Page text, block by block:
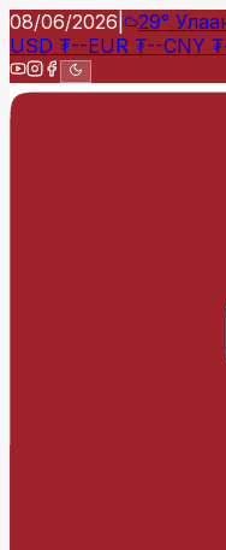
08/06/2026 29°
USD ₮--EUR ₮--CNY ₮